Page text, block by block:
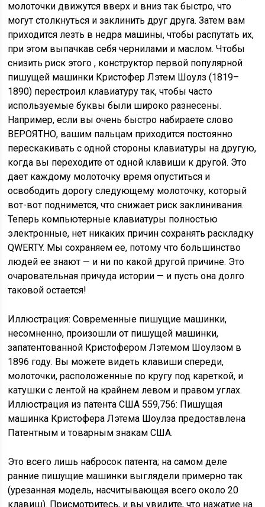
молоточки движутся вверх и внизтак быстро, что
могут столкнуться и заклинить друг друга. Затем вам
приходитсялезть в недра машины, чтобы распутать их,
при этом выпачкав себя чернилами и маслом. Чтобы
снизить риск этого, конструктор первой популярной
пишущей машинки Кристофер Лэтем Шоулз (1819–
1890) перестроил клавиатуру так, чтобы часто
используемые буквы были широко разнесены.
Например, если выочень быстро набираете слово
ВЕРОЯТНО, вашим пальцам приходится постоянно
перескакивать с одной стороны клавиатуры на другую,
когда вы переходите от одной клавиши к другой. Это
дает каждому молоточку время опуститься и
освободить дорогуследующему молоточку, который
вот-вот поднимется, что снижает риск заклинивания.
Теперь компьютерные клавиатуры полностью
электронные, нет никаких причин сохранятьраскладку
QWERTY. Мы сохраняем ее, потому что большинство
людей ее знают — и ни по какой другой причине. Это
очаровательная причуда истории — и пусть она долго
таковой остается!
Иллюстрация: Современные пишущие машинки,
несомненно, произошли от пишущей машинки,
запатентованной Кристофером Лэтемом Шоулзом в
1896 году. Вы можете видеть клавиши спереди,
молоточки, расположенные по кругу под кареткой, и
катушки с лентой на крайнем левом и правом углах.
Иллюстрация из патента США 559,756: Пишущая
машинка Кристофера Лэтема Шоулза предоставлена ​​
Патентным и товарным знакам США.
Это всего лишь набросок патента; на самом деле
ранние пишущие машинки выглядели примерно так
(урезанная модель, насчитывающая всего около 20
клавиш). Присмотритесь, и вы увидите, что нажатие на